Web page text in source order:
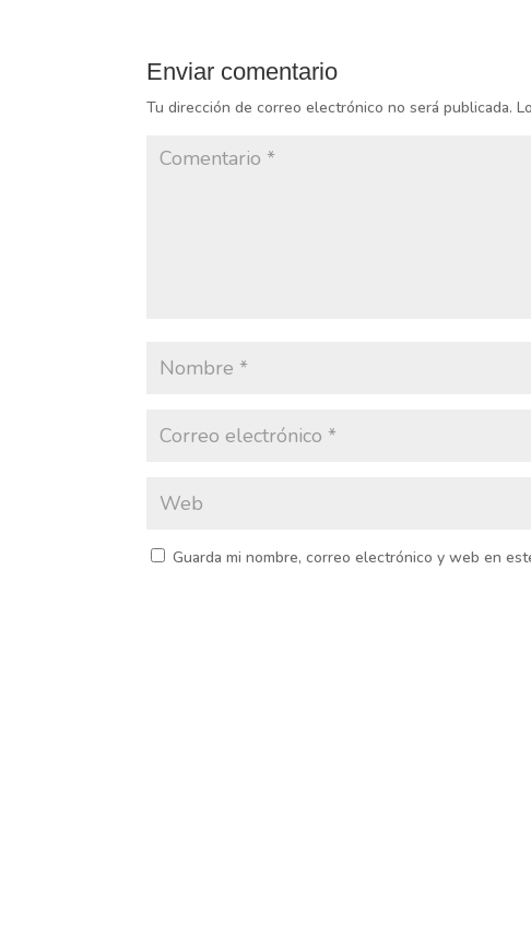
Enviar comentario
Tu dirección de correo electrónico no será publicada.
Guarda mi nombre, correo electrónico y web en